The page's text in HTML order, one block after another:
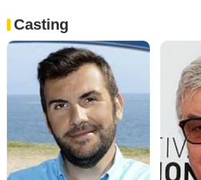
Casting